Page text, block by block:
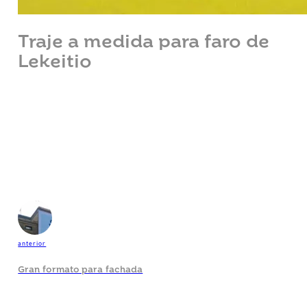
Traje a medida para faro de
Lekeitio
anterior
Gran formato para fachada